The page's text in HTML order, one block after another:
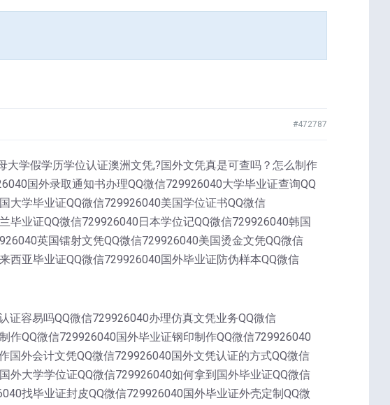
#472787
学假学历学位认证澳洲文凭,?国外文凭真是可查吗？怎么制作
国外录取通知书办理QQ微信729926040大学毕业证查询QQ
大学毕业证QQ微信729926040美国学位证书QQ微信
毕业证QQ微信729926040日本学位记QQ微信729926040韩国
英国镭射文凭QQ微信729926040美国烫金文凭QQ微信
西亚毕业证QQ微信729926040国外毕业证防伪样本QQ微信
证容易吗QQ微信729926040办理仿真文凭业务QQ微信
作QQ微信729926040国外毕业证钢印制作QQ微信729926040
外会计文凭QQ微信729926040国外文凭认证的方式QQ微信
外大学学位证QQ微信729926040如何拿到国外毕业证QQ微信
找毕业证封皮QQ微信729926040国外毕业证外壳定制QQ微